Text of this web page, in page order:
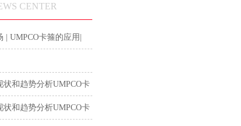
CENTER
| UMPCO卡箍的应用|
状和趋势分析UMPCO卡
状和趋势分析UMPCO卡